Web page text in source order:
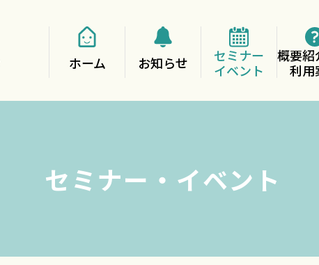
ホーム お知らせ
セミナー
イベント
概要紹
利用
セミナー・イベント